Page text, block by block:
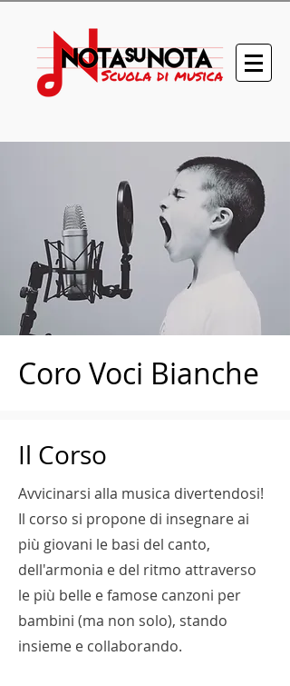
Coro Voci Bianche
Il Corso
Avvicinarsi alla musica divertendosi!
Il corso si propone di insegnare ai
più giovani le basi del canto,
dell'armonia e del ritmo attraverso
le più belle e famose canzoni per
bambini (ma non solo), stando
insieme e collaborando.